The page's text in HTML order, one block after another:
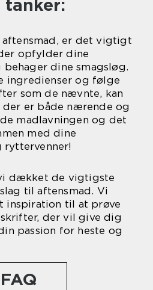
er det vigtigt
opfylder dine
dine smagsløg.
ingredienser og følge
som de nævnte, kan
er både nærende og
madlavningen og det
med dine
ryttervenner!
dækket de vigtigste
til aftensmad. Vi
inspiration til at prøve
der vil give dig
passion for heste og
FAQ